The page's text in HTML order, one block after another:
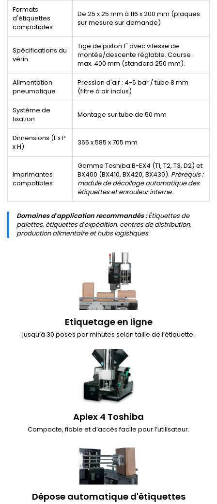
Formats
d'étiquettes
compatibles
De 25 x 25 mm à 116 x 200 mm (plaques
sur mesure sur demande)
Spécifications du
vérin
Tige de piston 1" avec vitesse de
montée/descente réglable. Course
max. 400 mm (standard 250 mm).
Alimentation
pneumatique
Pression d'air : 4-6 bar / tube 8 mm
(filtre à air inclus)
Système de
fixation
Montage sur tube de 50 mm
Dimensions (L x P
x H)
365 x 585 x 705 mm
Imprimantes
compatibles
Gamme Toshiba B-EX4 (T1, T2, T3, D2) et
BX400 (BX410, BX420, BX430). Prérequis :
module de décollage automatique des
étiquettes et enrouleur interne.
Domaines d'application recommandés :Étiquettes de
palettes, étiquettes d'expédition, centres de distribution,
production alimentaire et hubs logistiques.
Etiquetage en ligne
jusqu’à 30 poses par minutes selon taille de l’étiquette.
Aplex 4 Toshiba
Compacte, fiable et d’accès facile pour l’utilisateur.
Dépose automatique d'étiquettes